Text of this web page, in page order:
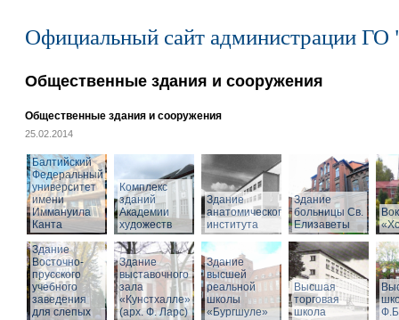
Официальный сайт администрации ГО
Общественные здания и сооружения
Общественные здания и сооружения
25.02.2014
Балтийский
Федеральный
университет
имени
Иммануила
Канта
Комплекс
зданий
Академии
художеств
Здание
анатомического
института
Здание
больницы Св.
Елизаветы
Здание
Восточно-
прусского
учебного
заведения
для слепых
Здание
выставочного
зала
«Кунстхалле»
(арх. Ф. Ларс)
Здание
высшей
реальной
школы
«Бургшуле»
Высшая
торговая
школа